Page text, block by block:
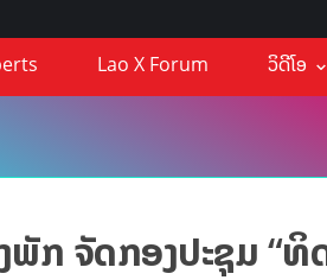
Lao X Forum ວິດີໂອ
ກ ຈັດກອງປະຊຸມ “ທິ